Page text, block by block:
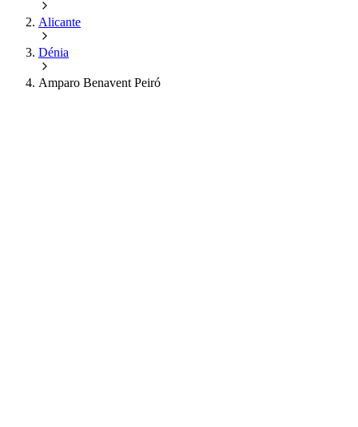
Alicante
Dénia
Amparo Benavent Peiró